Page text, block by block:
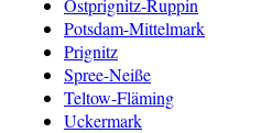
Potsdam-Mittelmark
Prignitz
Spree-Neiße
Teltow-Fläming
Uckermark